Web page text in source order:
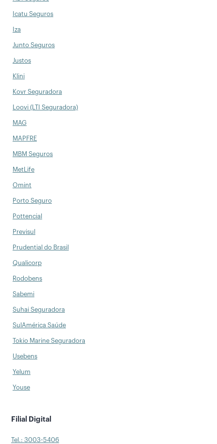
Icatu Seguros
Iza
Junto Seguros
Justos
Klini
Kovr Seguradora
Loovi (LTI Seguradora)
MAG
MAPFRE
MBM Seguros
MetLife
Omint
Porto Seguro
Pottencial
Previsul
Prudential do Brasil
Qualicorp
Rodobens
Sabemi
Suhai Seguradora
SulAmérica Saúde
Tokio Marine Seguradora
Usebens
Yelum
Youse
Filial Digital
Tel.: 3003-5406